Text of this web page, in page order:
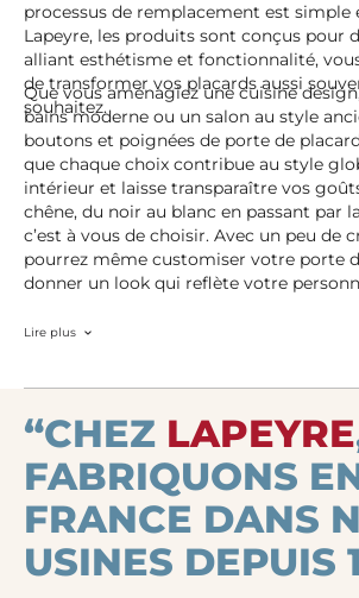
processus de remplacement est simple
Lapeyre, les produits sont conçus pour
alliant esthétisme et fonctionnalité,
de transformer vos placards aussi
souhaitez.
Que vous aménagiez une cuisine
bains moderne ou un salon au style
boutons et poignées de porte de
que chaque choix contribue au style
intérieur et laisse transparaître vos
chêne, du noir au blanc en passant par
c’est à vous de choisir. Avec un peu de
pourrez même customiser votre porte
donner un look qui reflète votre
Lire plus
“CHEZ LAPEYRE
FABRIQUONS
FRANCE DANS
USINES DEPUIS